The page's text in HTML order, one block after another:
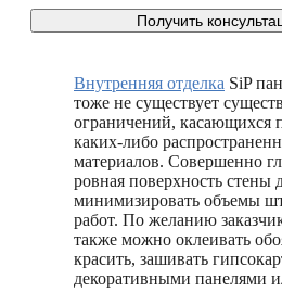
Внутренняя отделка SiP
тоже не существует
ограничений, касающихся
каких-либо
материалов. Совершенно
ровная поверхность стены
минимизировать объемы
работ. По желанию
также можно оклеивать
красить, зашивать
декоративными панелями